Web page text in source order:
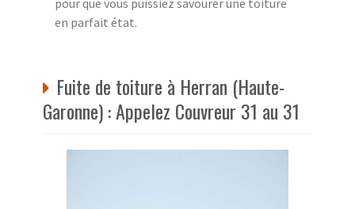
en parfait état.
Fuite de toiture à Herran (Haute-
Garonne) : Appelez Couvreur 31 au 31